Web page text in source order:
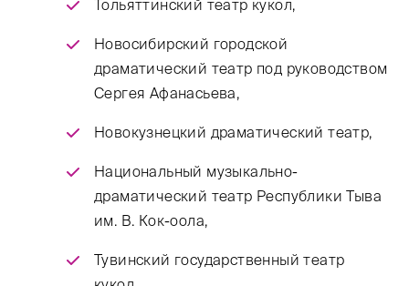
Тольяттинский театр кукол,
Новосибирский городской
драматический театр под руководством
Сергея Афанасьева,
Новокузнецкий драматический театр,
Национальный музыкально-
драматический театр Республики Тыва
им. В. Кок-оола,
Тувинский государственный театр